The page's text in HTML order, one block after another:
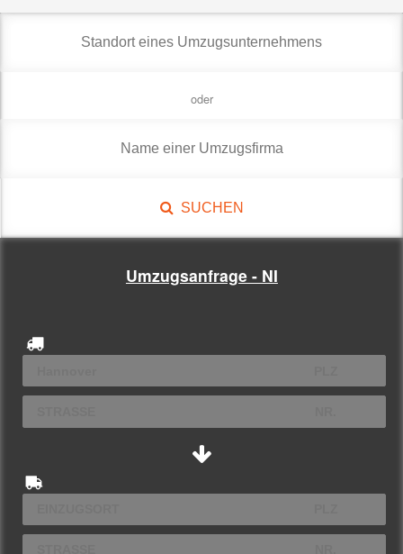
oder
SUCHEN
Umzugsanfrage - NI